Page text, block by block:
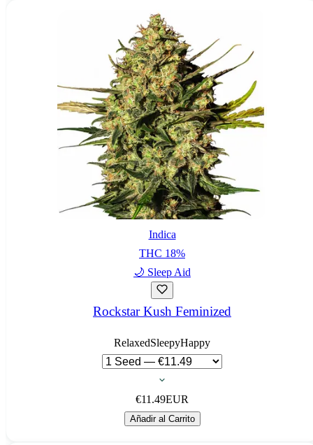
Indica
THC 18%
🌙 Sleep Aid
Rockstar Kush Feminized
RelaxedSleepyHappy
€11.49EUR
Añadir al Carrito